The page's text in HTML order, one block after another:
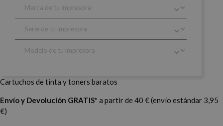
Cartuchos de tinta y toners baratos
Envío y Devolución GRATIS* a partir de 40 € (envío estándar 3,95
€)